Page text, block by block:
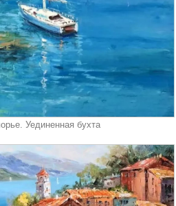
Уединенная бухта